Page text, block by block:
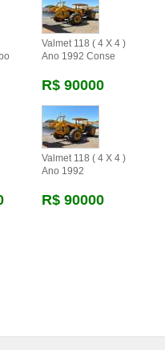
Valmet 118 ( 4 X 4 )
Ano 1992 Conse
R$ 90000
Valmet 118 ( 4 X 4 )
Ano 1992
R$ 90000